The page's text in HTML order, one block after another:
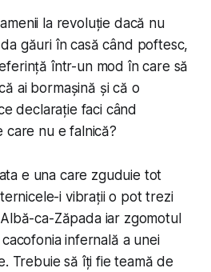
la revoluție dacă nu
găuri în casă când poftesc,
într-un mod în care să
ai bormașină și că o
declarație faci când
care nu e falnică?
e una care zguduie tot
i vibrații o pot trezi
ca-Zăpada iar zgomotul
infernală a unei
Trebuie să îți fie teamă de